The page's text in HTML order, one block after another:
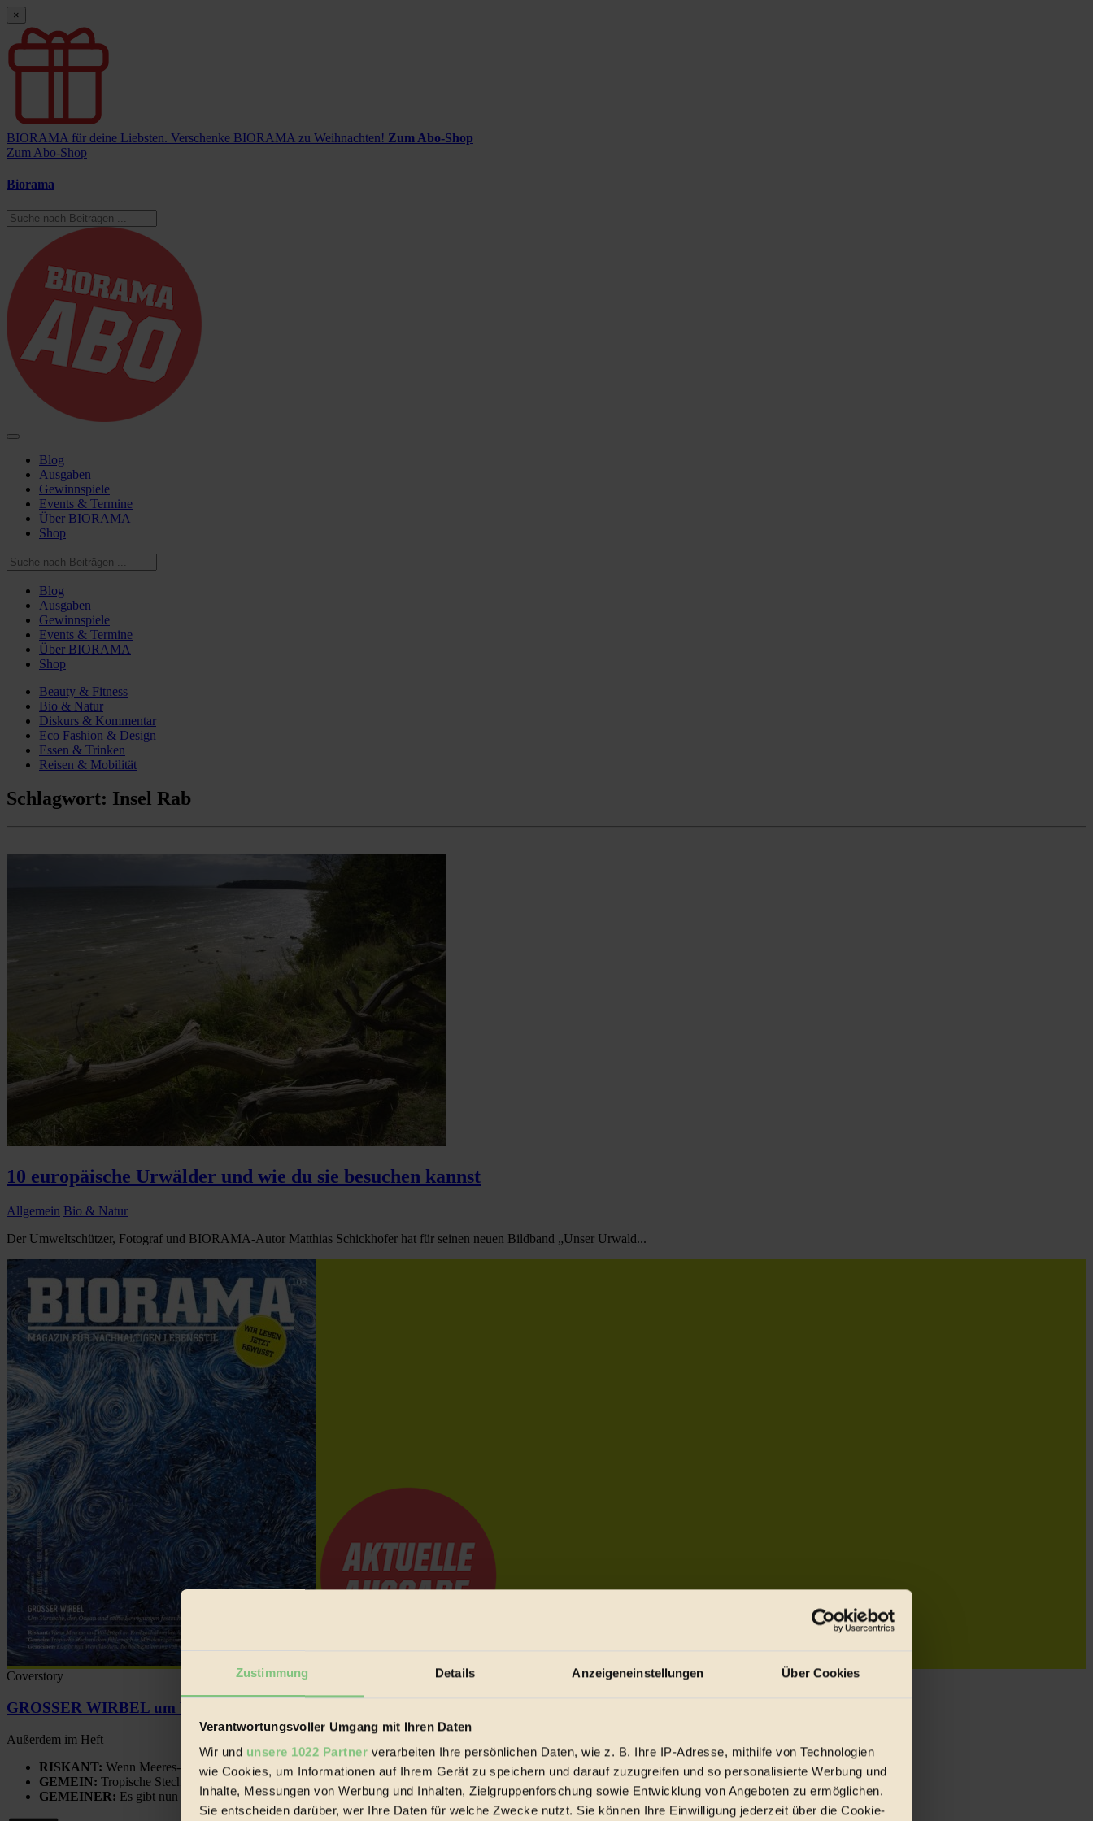
Zustimmung Details Anzeigeneinstellungen Über Cookies
Verantwortungsvoller Umgang mit Ihren Daten
Wir und unsere 1022 Partner verarbeiten Ihre persönlichen Daten, wie z. B. Ihre IP-Adresse, mithilfe von Technologien
wie Cookies, um Informationen auf Ihrem Gerät zu speichern und darauf zuzugreifen und so personalisierte Werbung und
Inhalte, Messungen von Werbung und Inhalten, Zielgruppenforschung sowie Entwicklung von Angeboten zu ermöglichen.
Sie entscheiden darüber, wer Ihre Daten für welche Zwecke nutzt. Sie können Ihre Einwilligung jederzeit über die Cookie-
×
BIORAMA für deine Liebsten. Verschenke BIORAMA zu Weihnachten! Zum Abo-Shop
Zum Abo-Shop
Biorama
Blog
Ausgaben
Gewinnspiele
Events & Termine
Über BIORAMA
Shop
Blog
Ausgaben
Gewinnspiele
Events & Termine
Über BIORAMA
Shop
Beauty & Fitness
Bio & Natur
Diskurs & Kommentar
Eco Fashion & Design
Essen & Trinken
Reisen & Mobilität
Schlagwort: Insel Rab
10 europäische Urwälder und wie du sie besuchen kannst
Allgemein Bio & Natur
Der Umweltschützer, Fotograf und BIORAMA-Autor Matthias Schickhofer hat für seinen neuen Bildband „Unser Urwald...
Coverstory
GROSSER WIRBEL um Versuche, den Ozean und seine Bewegungen festzuhalten.
Außerdem im Heft
RISKANT: Wenn Meeres- und Wildvögel im Freilandhühnerbetrieb vorbeischauen.
GEMEIN: Tropische Stechmücken fühlen sich in Mitteleuropa inziwschen oft zu Hause.
GEMEINER: Es gibt nun Weinflaschen, die nach Entleerung voll wieder zu dir zurückkommen.